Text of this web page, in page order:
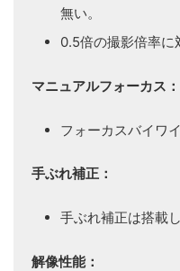
無い。
0.5倍の撮影倍率に
マニュアルフォーカス：
フォーカスバイワ
手ぶれ補正：
手ぶれ補正は搭載
解像性能：